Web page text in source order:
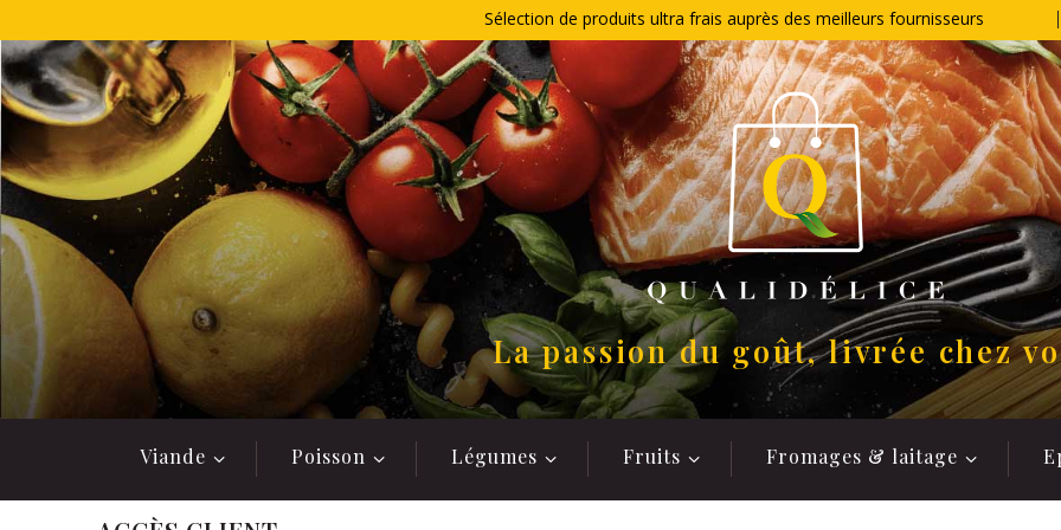
au
contenu
Sélection de produits ultra frais auprès des meilleurs fournisseurs
La passion du goût, livrée chez
Viande Poisson Légumes Fruits Fromages & laitage